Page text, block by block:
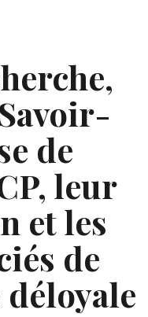
de
leur
et les
de